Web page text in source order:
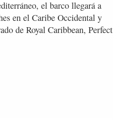
el barco llegará a
en el Caribe Occidental y
de Royal Caribbean, Perfect